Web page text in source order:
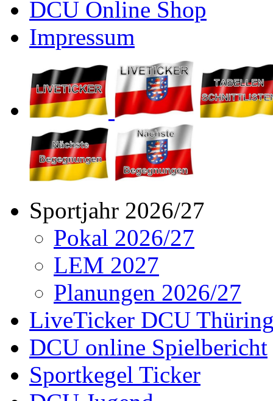
DCU Online Shop
Impressum
Sportjahr 2026/27
Pokal 2026/27
LEM 2027
Planungen 2026/27
LiveTicker DCU
DCU online Spielbericht
Sportkegel Ticker